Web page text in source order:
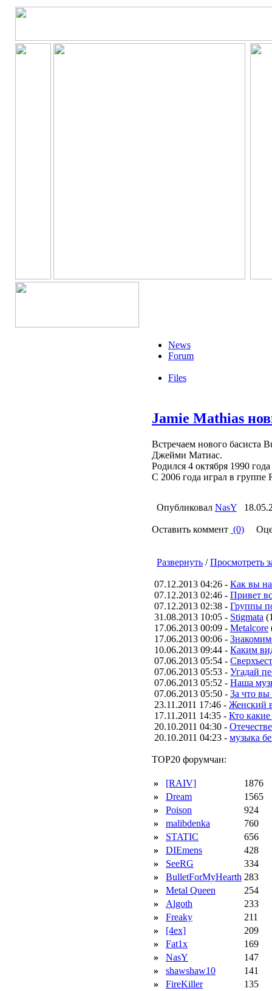
News
Forum
Files
Jamie Mathias
Встречаем нового басиста
Джейми Матиас.
Родился 4 октября 1990
С 2006 года играл в группе
Опубликовал NasY
Оставить коммент (0)
Развернуть /Просмотреть
07.12.2013 04:26 - Как вы
07.12.2013 02:46 - Привет
07.12.2013 02:38 - Группы
31.08.2013 10:05 - Stigmata
17.06.2013 00:09 - Metalcore
17.06.2013 00:06 -
10.06.2013 09:44 - Каким
07.06.2013 05:54 -
07.06.2013 05:53 - Угадай
07.06.2013 05:52 - Наша
07.06.2013 05:50 - За что вы
23.11.2011 17:46 - Женский
17.11.2011 14:35 - Кто
20.10.2011 04:30 -
20.10.2011 04:23 - музыка
TOP20 форумчан:
» [RAIV]
1876
»
Dream
1565
»
Poison
924
»
malibdenka
760
»
STATIC
656
»
DIEmens
428
»
SeeRG
334
»
BulletForMyHearth 283
»
Metal Queen
254
»
Algoth
233
»
Freaky
211
»
[4ex]
209
»
Fat1x
169
»
NasY
147
»
shawshaw10
141
»
FireKiller
135